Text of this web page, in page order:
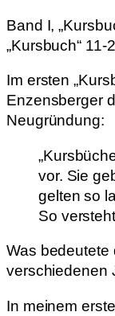
Band I,
„Kursbuch“
Im ersten
Enzensberger
Neugründung:
vor. Sie
gelten so
So
Was bedeutete
verschiedenen
In meinem